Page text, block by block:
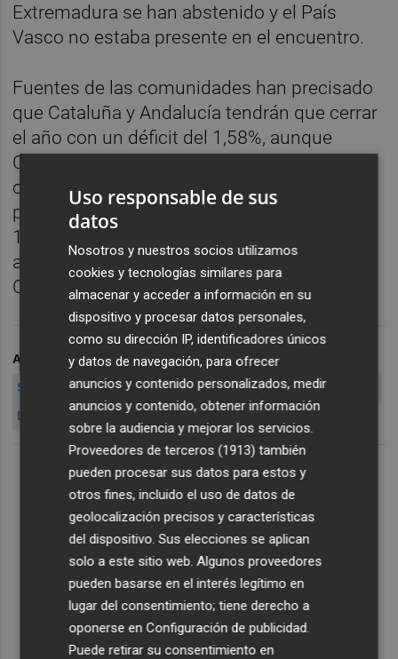
Extremadura se han abstenido y el País
Vasco no estaba presente en el encuentro.
Fuentes de las comunidades han precisado
que Cataluña y Andalucía tendrán que cerrar
el año con un déficit del 1,58%, aunque
Comunidad Valenciana será la que cuente
con más margen (1,6%). Murcia, por su
parte, podrá registrar un saldo negativo de
1,59%. Por el contrario, Canarias tendrá que
ajustar su déficit hasta el 1,2% y la
Comunidad de Madrid, al 1,07%.
ARCHIVADO EN DÉFICIT ASIMÉTRICO
DÉFICIT
SORAYA SÁENZ DE SANTAMARÍA
MONTORO
MORAGUES
DEFICIT
45%
Uso responsable de sus
datos
Nosotros y nuestros socios utilizamos
cookies y tecnologías similares para
almacenar y acceder a información en su
dispositivo y procesar datos personales,
como su dirección IP, identificadores únicos
y datos de navegación, para ofrecer
anuncios y contenido personalizados, medir
anuncios y contenido, obtener información
sobre la audiencia y mejorar los servicios.
Proveedores de terceros (1913) también
pueden procesar sus datos para estos y
otros fines, incluido el uso de datos de
geolocalización precisos y características
del dispositivo. Sus elecciones se aplican
solo a este sitio web. Algunos proveedores
pueden basarse en el interés legítimo en
lugar del consentimiento; tiene derecho a
oponerse enConfiguración de publicidad
Puede retirar su consentimiento en